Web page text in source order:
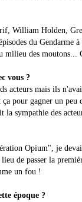
William Holden,
du Gendarme
milieu des moutons...
vous ?
acteurs mais ils
pour gagner un peu
sympathie des
Opium", je
de passer la
un fou !
époque ?